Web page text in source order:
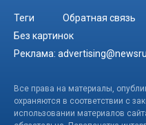
Теги Обратная связь
Без картинок
Реклама:
Все права на материалы,
охраняются в соответствии с
использовании материалов